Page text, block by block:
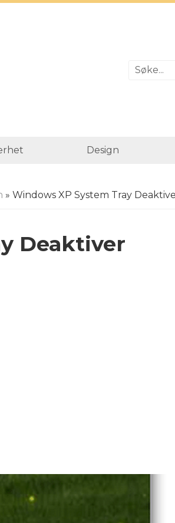
Design
» Windows XP System Tray
Deaktiver